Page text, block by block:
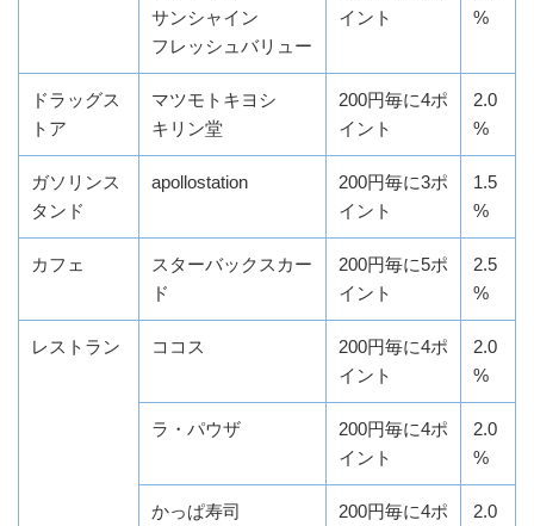
サンシャイン
フレッシュバリュー
イント
%
ドラッグス
トア
マツモトキヨシ
キリン堂
200円毎に4ポ
イント
2.0
%
ガソリンス
タンド
apollostation
200円毎に3ポ
イント
1.5
%
カフェ
スターバックスカー
ド
200円毎に5ポ
イント
2.5
%
レストラン ココス
200円毎に4ポ
イント
2.0
%
ラ・パウザ
200円毎に4ポ
イント
2.0
%
かっぱ寿司
200円毎に4ポ
2.0